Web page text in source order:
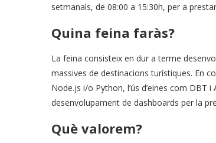
setmanals, de 08:00 a 15:30h, per a
Quina feina faràs?
La feina consisteix en dur a terme
massives de destinacions turístiques. En
Node.js i/o Python, l’ús d’eines com
desenvolupament de dashboards per la
Què valorem?